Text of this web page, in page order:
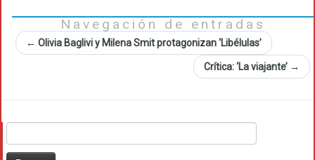
Navegación de entradas
← Olivia Baglivi y Milena Smit protagonizan ‘Libélulas’
Crítica: ‘La viajante’ →